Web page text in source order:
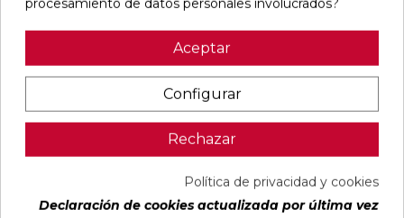
DETROIT
ARENA
PVP
favorite
UNIQ MOON
MATE
RECTIFICADO
PVP
favorite
CONCEPT
MOON MATE
29,5X59,5
RECTIFICADO
91086931
PVP
favorite
CONCEPT
GREY MATE
91086932
PVP
favorite
procesamiento de datos personales involucrados?
Aceptar
Configurar
Rechazar
Política de privacidad y cookies
Declaración de cookies actualizada por última vez